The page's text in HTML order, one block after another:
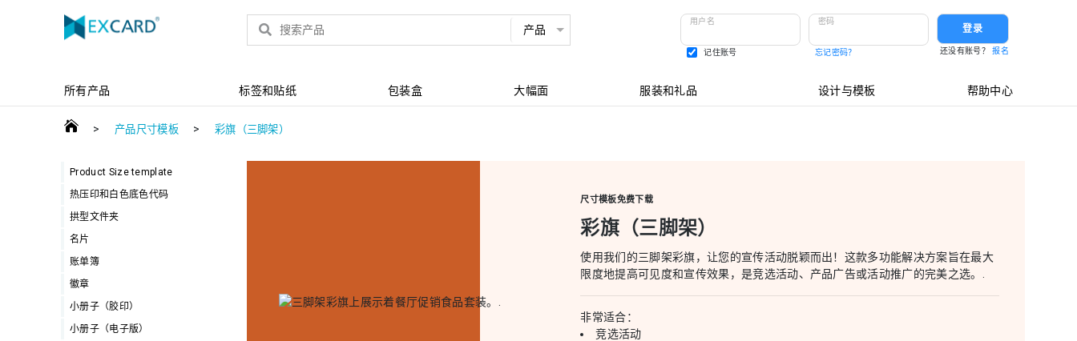
用户名
记住账号
密码
忘记密码？
登录
还没有账号？报名
所有产品 标签和贴纸 包装盒 大幅面 服装和礼品 设计与模板 帮助中心
> 产品尺寸模板 > 彩旗（三脚架）
Product Size template
热压印和白色底色代码
拱型文件夹
名片
账单簿
徽章
小册子（胶印）
小册子（电子版）
尺寸模板免费下载
彩旗（三脚架）
使用我们的三脚架彩旗，让您的宣传活动脱颖而出！这款多功能解决方案旨在最大
限度地提高可见度和宣传效果，是竞选活动、产品广告或活动推广的完美之选。.
非常适合：
竞选活动